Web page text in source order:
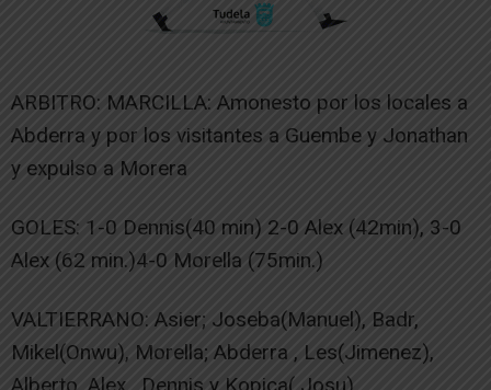
ARBITRO: MARCILLA: Amonesto por los locales a
Abderra y por los visitantes a Guembe y Jonathan
y expulso a Morera
GOLES: 1-0 Dennis(40 min) 2-0 Alex (42min), 3-0
Alex (62 min.)4-0 Morella (75min.)
VALTIERRANO: Asier; Joseba(Manuel), Badr,
Mikel(Onwu), Morella; Abderra , Les(Jimenez),
Alberto, Alex , Dennis y Kopica( Josu)